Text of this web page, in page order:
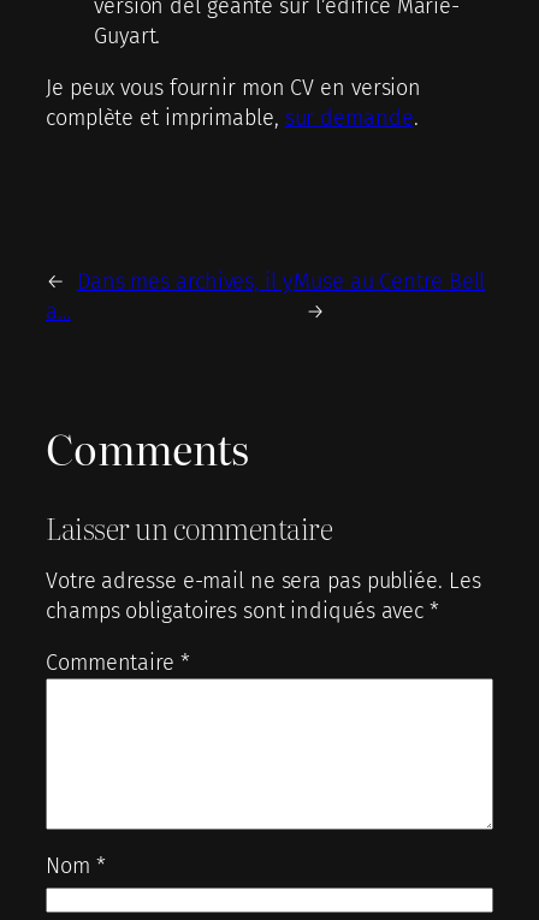
version del géante sur l’édifice Marie-
Guyart.
Je peux vous fournir mon CV en version
complète et imprimable, sur demande.
←
Dans mes archives, il y
a…
Muse au Centre Bell
→
Comments
Laisser un commentaire
Votre adresse e-mail ne sera pas publiée. Les
champs obligatoires sont indiqués avec*
Commentaire *
Nom *